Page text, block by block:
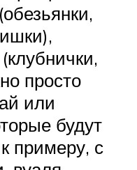
просто
или
будут
примеру, с